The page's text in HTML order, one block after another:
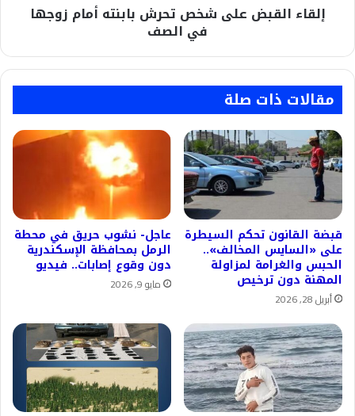
الصفإلقاء القبض على شخص تحرش بابنته أمام زوجها
في الصف
مقالات ذات صلة
قبضة القانون تحكم السيطرة
على «السايس المخالف»..
الحبس والغرامة لمزاولة
المهنة دون ترخيص
أبريل 28, 2026
عاجل- نشوب حريق في محطة
الرمل بمحافظة الإسكندرية
دون وقوع إصابات.. فيديو
مايو 9, 2026